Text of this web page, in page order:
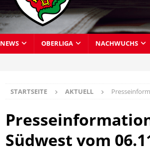
NEWS OBERLIGA NACHWUCHS
STARTSEITE AKTUELL
Südwest vom